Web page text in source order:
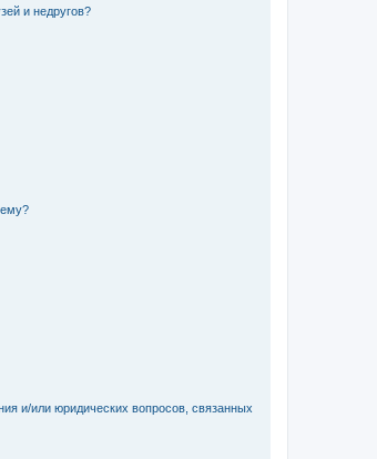
и недругов?
и/или юридических вопросов, связанных